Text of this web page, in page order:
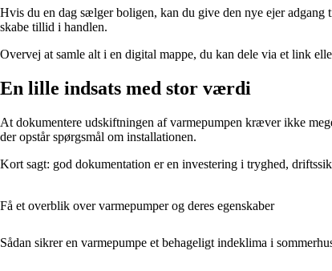
Hvis du en dag sælger boligen, kan du give den nye ejer
skabe tillid i handlen.
Overvej at samle alt i en digital mappe, du kan dele via et link
En lille indsats med stor værdi
At dokumentere udskiftningen af varmepumpen kræver ikke
der opstår spørgsmål om installationen.
Kort sagt: god dokumentation er en investering i tryghed,
Få et overblik over varmepumper og deres egenskaber
Sådan sikrer en varmepumpe et behageligt indeklima i